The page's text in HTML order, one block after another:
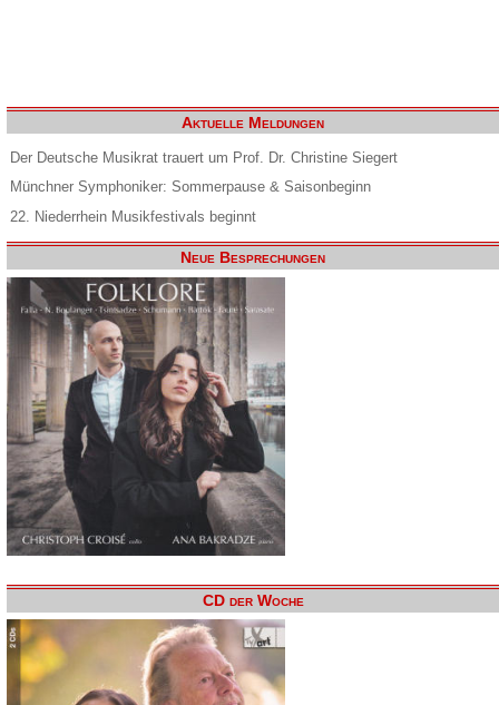
Aktuelle Meldungen
Der Deutsche Musikrat trauert um Prof. Dr. Christine Siegert
Münchner Symphoniker: Sommerpause & Saisonbeginn
22. Niederrhein Musikfestivals beginnt
Neue Besprechungen
CD der Woche